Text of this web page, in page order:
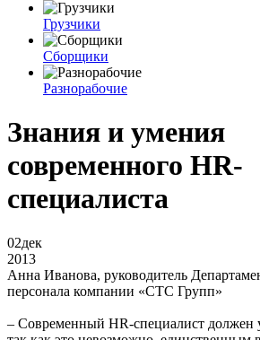
Грузчики
Сборщики
Разнорабочие
Знания и умения
современного HR-
специалиста
02дек
2013
Анна Иванова, руководитель
персонала компании «СТС Групп»
– Современный HR-специалист должен